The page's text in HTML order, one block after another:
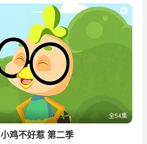
全54集
小鸡不好惹 第二季